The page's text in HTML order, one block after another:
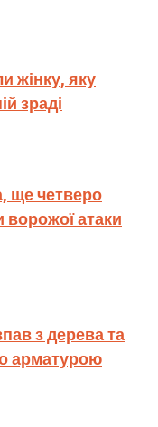
жінку, яку
зраді
ще четверо
ворожої атаки
з дерева та
арматурою